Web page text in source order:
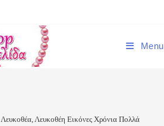
Menu
Λευκοθέα, Λευκοθέη Εικόνες Χρόνια Πολλά